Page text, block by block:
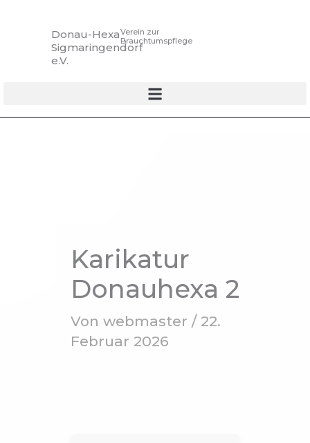
Donau-Hexa
Sigmaringendorf
e.V.
Verein zur
Brauchtumspflege
Karikatur
Donauhexa 2
Von webmaster / 22.
Februar 2026